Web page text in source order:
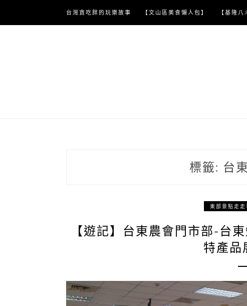
content
台灣貪吃胖的玩樂故事 【文山區美食懶人包】 【基隆八
標籤: 台
東部景點走走
【遊記】台東農會門市部-台
特產品